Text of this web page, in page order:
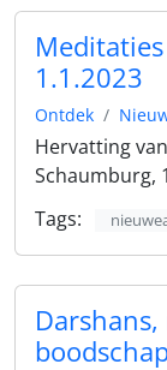
1.1.2023
Ontdek
Hervatting
Schaumburg,
Tags: